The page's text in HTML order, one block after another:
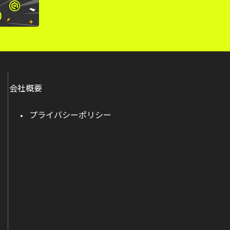
会社概要
プライバシーポリシー